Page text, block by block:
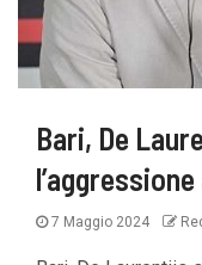
Bari, De
7 Maggio 2024